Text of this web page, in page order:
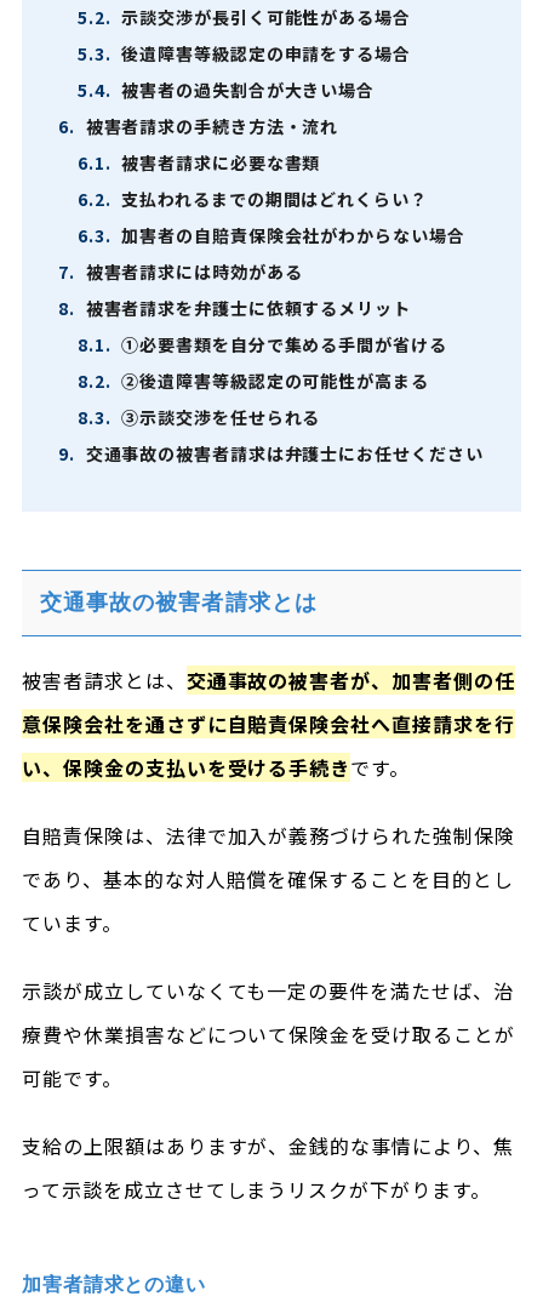
5.2. 示談交渉が長引く可能性がある場合
5.3. 後遺障害等級認定の申請をする場合
5.4. 被害者の過失割合が大きい場合
6. 被害者請求の手続き方法・流れ
6.1. 被害者請求に必要な書類
6.2. 支払われるまでの期間はどれくらい？
6.3. 加害者の自賠責保険会社がわからない場合
7. 被害者請求には時効がある
8. 被害者請求を弁護士に依頼するメリット
8.1. ①必要書類を自分で集める手間が省ける
8.2. ②後遺障害等級認定の可能性が高まる
8.3. ③示談交渉を任せられる
9. 交通事故の被害者請求は弁護士にお任せください
交通事故の被害者請求とは
被害者請求とは、 交通事故の被害者が、加害者側の任
意保険会社を通さずに自賠責保険会社へ直接請求を行
い、保険金の支払いを受ける手続きです。
自賠責保険は、法律で加入が義務づけられた強制保険
であり、基本的な対人賠償を確保することを目的とし
ています。
示談が成立していなくても一定の要件を満たせば、治
療費や休業損害などについて保険金を受け取ることが
可能です。
支給の上限額はありますが、金銭的な事情により、焦
って示談を成立させてしまうリスクが下がります。
加害者請求との違い